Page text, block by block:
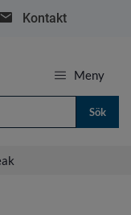
Kontakt
Meny